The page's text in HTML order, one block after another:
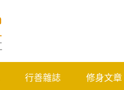
行善雜誌 修身文章